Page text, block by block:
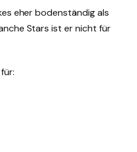
eher bodenständig als
Stars ist er nicht für